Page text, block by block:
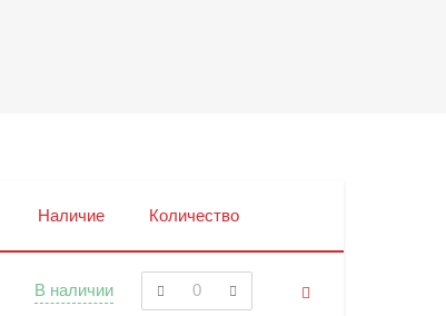
Наличие Количество
В наличии